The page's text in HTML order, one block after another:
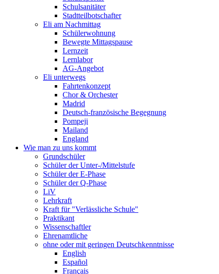
Schulsanitäter
Stadtteilbotschafter
Eli am Nachmittag
Schülerwohnung
Bewegte Mittagspause
Lernzeit
Lernlabor
AG-Angebot
Eli unterwegs
Fahrtenkonzept
Chor & Orchester
Madrid
Deutsch-französische Begegnung
Pompeji
Mailand
England
Wie man zu uns kommt
Grundschüler
Schüler der Unter-/Mittelstufe
Schüler der E-Phase
Schüler der Q-Phase
LiV
Lehrkraft
Kraft für "Verlässliche Schule"
Praktikant
Wissenschaftler
Ehrenamtliche
ohne oder mit geringen Deutschkenntnisse
English
Español
Français